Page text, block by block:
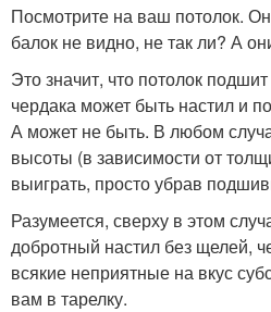
Посмотрите на ваш потолок.
балок не видно, не так ли? А
Это значит, что потолок
чердака может быть настил и
А может не быть. В любом
высоты (в зависимости от
выиграть, просто убрав
Разумеется, сверху в этом
добротный настил без щелей,
всякие неприятные на вкус
вам в тарелку.